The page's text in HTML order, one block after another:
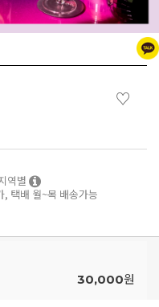
♡
역별
, 택배 월~목 배송가능
30,000원